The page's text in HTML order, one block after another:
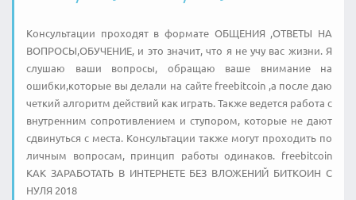
Консультации проходят в формате ОБЩЕНИЯ ,ОТВЕТЫ НА
ВОПРОСЫ,ОБУЧЕНИЕ, и это значит, что я не учу вас жизни. Я
слушаю ваши вопросы, обращаю ваше внимание на
ошибки,которые вы делали на сайте freebitcoin ,а после даю
четкий алгоритм действий как играть. Также ведется работа с
внутренним сопротивлением и ступором, которые не дают
сдвинуться с места. Консультации также могут проходить по
личным вопросам, принцип работы одинаков. freebitcoin
КАК ЗАРАБОТАТЬ В ИНТЕРНЕТЕ БЕЗ ВЛОЖЕНИЙ БИТКОИН С
НУЛЯ 2018